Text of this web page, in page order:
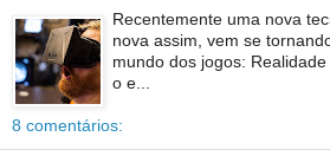
Recentemente uma nova
nova assim, vem se
mundo dos jogos:
o e...
8 comentários: